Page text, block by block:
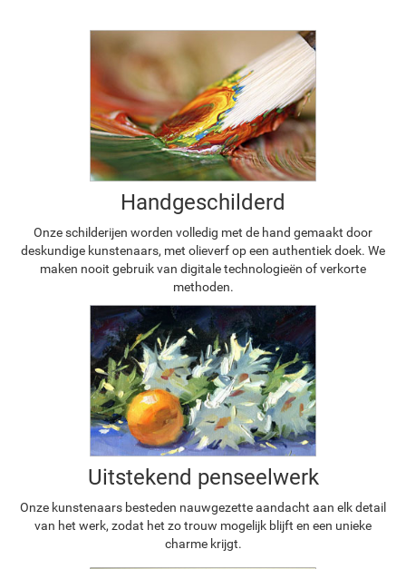
Handgeschilderd
Onze schilderijen worden volledig met de hand gemaakt door
deskundige kunstenaars, met olieverf op een authentiek doek. We
maken nooit gebruik van digitale technologieën of verkorte
methoden.
Uitstekend penseelwerk
Onze kunstenaars besteden nauwgezette aandacht aan elk detail
van het werk, zodat het zo trouw mogelijk blijft en een unieke
charme krijgt.